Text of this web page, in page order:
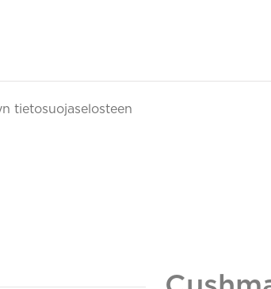
tietosuojaselosteen